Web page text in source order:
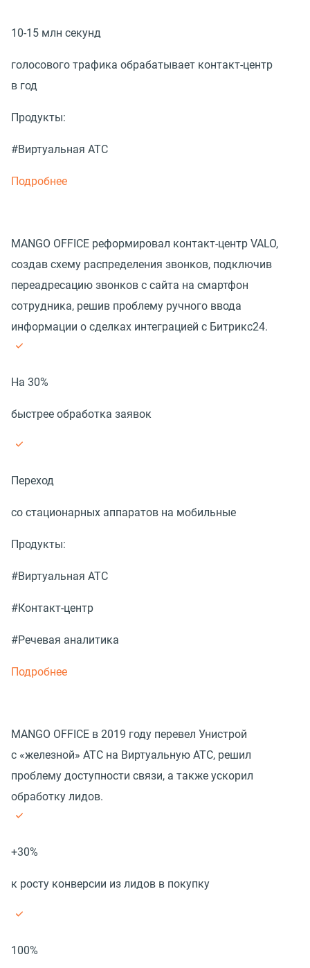
10-15 млн секунд
голосового трафика обрабатывает контакт-центр
в год
Продукты:
#Виртуальная АТС
Подробнее
MANGO OFFICE реформировал контакт-центр VALO,
создав схему распределения звонков, подключив
переадресацию звонков с сайта на смартфон
сотрудника, решив проблему ручного ввода
информации о сделках интеграцией с Битрикс24.
На 30%
быстрее обработка заявок
Переход
со стационарных аппаратов на мобильные
Продукты:
#Виртуальная АТС
#Контакт-центр
#Речевая аналитика
Подробнее
MANGO OFFICE в 2019 году перевел Унистрой
с «железной» АТС на Виртуальную АТС, решил
проблему доступности связи, а также ускорил
обработку лидов.
+30%
к росту конверсии из лидов в покупку
100%